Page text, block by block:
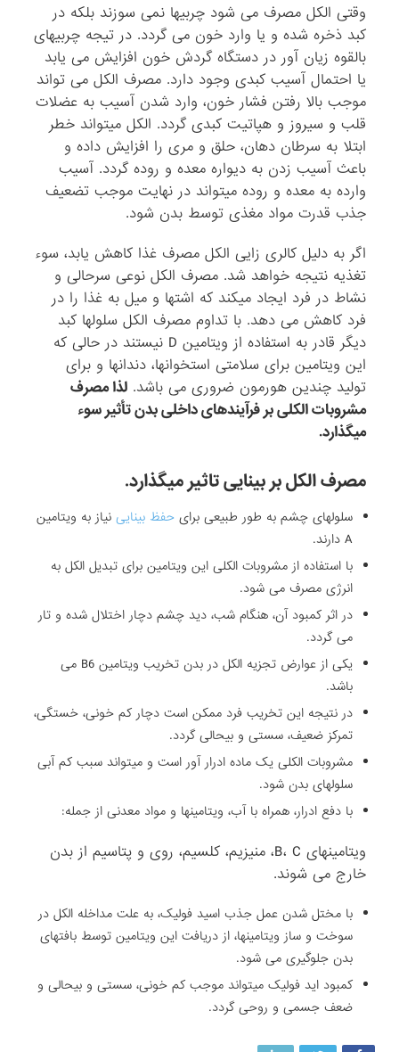
وقتی الکل مصرف می شود چربیها نمی سوزند بلکه در
کبد ذخره شده و یا وارد خون می گردد. در تیجه چربیهای
بالقوه زیان آور در دستگاه گردش خون افزایش می یابد
یا احتمال آسیب کبدی وجود دارد. مصرف الکل می تواند
موجب بالا رفتن فشار خون، وارد شدن آسیب به عضلات
قلب و سیروز و هپاتیت کبدی گردد. الکل میتواند خطر
ابتلا به سرطان دهان، حلق و مری را افزایش داده و
باعث آسیب زدن به دیواره معده و روده گردد. آسیب
وارده به معده و روده میتواند در نهایت موجب تضعیف
جذب قدرت مواد مغذی توسط بدن شود.
اگر به دلیل کالری زایی الکل مصرف غذا کاهش یابد، سوء
تغذیه نتیجه خواهد شد. مصرف الکل نوعی سرحالی و
نشاط در فرد ایجاد میکند که اشتها و میل به غذا را در
فرد کاهش می دهد. با تداوم مصرف الکل سلولها کبد
دیگر قادر به استفاده از ویتامین D نیستند در حالی که
این ویتامین برای سلامتی استخوانها، دندانها و برای
تولید چندین هورمون ضروری می باشد.لذا مصرف
مشروبات الکلی بر فرآیندهای داخلی بدن تأثیر سوء
میگذارد.
مصرف الکل بر بینایی تاثیر میگذارد.
سلولهای چشم به طور طبیعی برای حفظ بینایی نیاز به ویتامین
A دارند.
با استفاده از مشروبات الکلی این ویتامین برای تبدیل الکل به
انرژی مصرف می شود.
در اثر کمبود آن، هنگام شب، دید چشم دچار اختلال شده و تار
می گردد.
یکی از عوارض تجزیه الکل در بدن تخریب ویتامین B6 می
باشد.
در نتیجه این تخریب فرد ممکن است دچار کم خونی، خستگی،
تمرکز ضعیف، سستی و بیحالی گردد.
مشروبات الکلی یک ماده ادرار آور است و میتواند سبب کم آبی
سلولهای بدن شود.
با دفع ادرار، همراه با آب، ویتامینها و مواد معدنی از جمله:
ویتامینهای B، C، منیزیم، کلسیم، روی و پتاسیم از بدن
خارج می شوند.
با مختل شدن عمل جذب اسید فولیک، به علت مداخله الکل در
سوخت و ساز ویتامینها، از دریافت این ویتامین توسط بافتهای
بدن جلوگیری می شود.
کمبود اید فولیک میتواند موجب کم خونی، سستی و بیحالی و
ضعف جسمی و روحی گردد.